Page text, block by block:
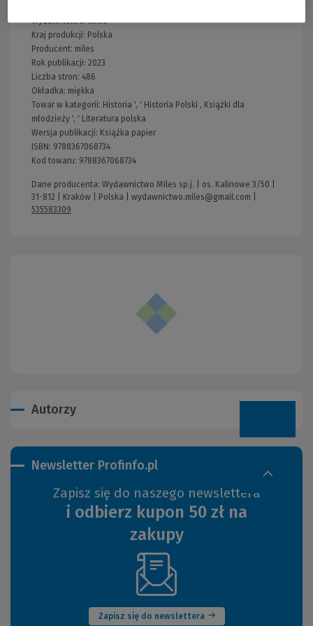
Wydawnictwo:miles
Kraj produkcji: Polska
Producent: miles
Rok publikacji: 2023
Liczba stron: 486
Okładka: miękka
Towar w kategorii: Historia ', ' Historia Polski , Książki dla
młodzieży ', ' Literatura polska
Wersja publikacji: Książka papier
ISBN: 9788367068734
Kod towaru: 9788367068734
Dane producenta: Wydawnictwo Miles sp.j. | os. Kalinowe 3/50 |
31-812 | Kraków | Polska | wydawnictwo.miles@gmail.com
535583309
Autorzy
Newsletter Profinfo.pl
Zapisz się do naszego newslettera
i odbierz kupon 50 zł na
zakupy
Zapisz się do newslettera
(Nowe
okno)